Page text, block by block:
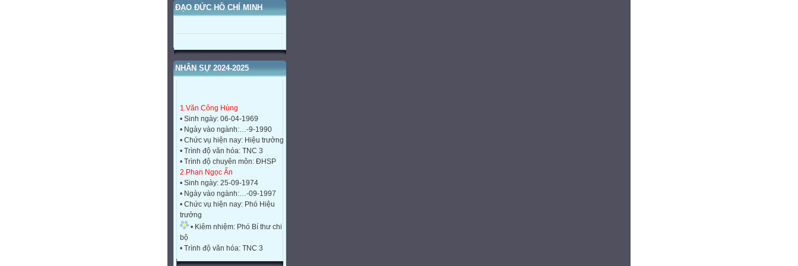
ĐẠO ĐỨC HỒ CHÍ MINH
NHÂN SỰ 2024-2025
• Sinh ngày: 06-04-1969
• Ngày vào ngành:…-9-1990
• Chức vụ hiện nay: Hiệu trưởng
• Trình độ văn hóa: TNC 3
• Trình độ chuyên môn: ĐHSP
2.Phan Ngọc Ẩn
• Sinh ngày: 25-09-1974
• Ngày vào ngành:…-09-1997
• Chức vụ hiện nay: Phó Hiệu
trưởng
• Kiêm nhiệm: Phó Bí thư chi
bộ
• Trình độ văn hóa: TNC 3
• Trình độ chuyên môn: ĐHTH